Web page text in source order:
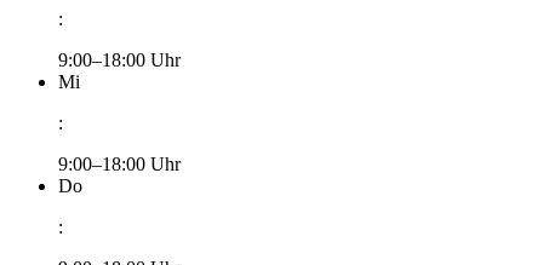
:
9:00–18:00 Uhr
Mi
:
9:00–18:00 Uhr
Do
: